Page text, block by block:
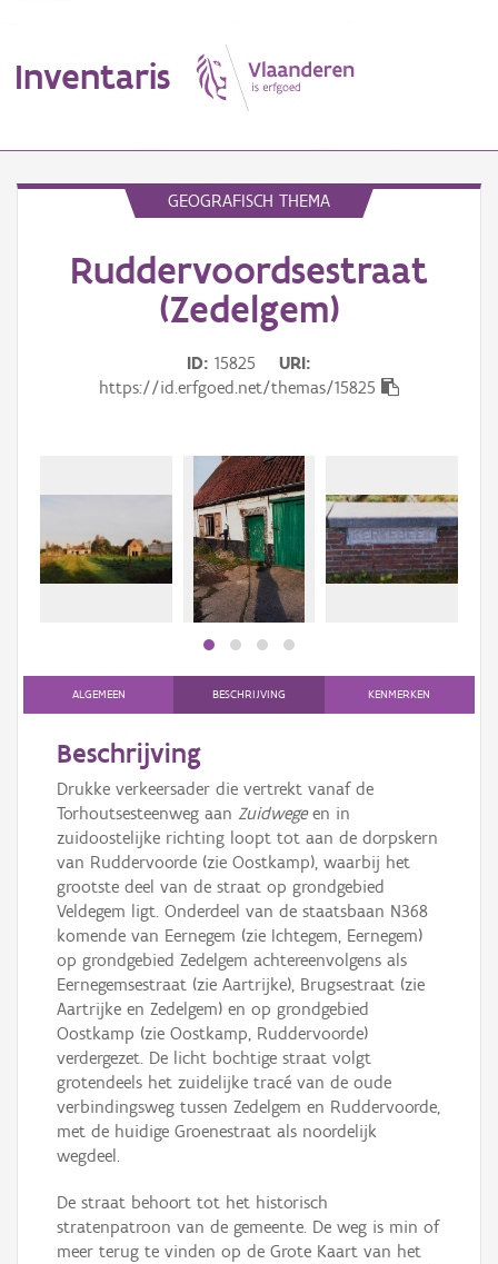
Inventaris
Erfgoedobject
Downloads
GEOGRAFISCH THEMA
Ruddervoordsestraat
(Zedelgem)
ID 15825
URI
https://id.erfgoed.net/themas/15825
ALGEMEEN BESCHRIJVING KENMERKEN
Beschrijving
Drukke verkeersader die vertrekt vanaf de
Torhoutsesteenweg aan Zuidwegeen in
zuidoostelijke richting loopt tot aan de dorpskern
van Ruddervoorde (zie Oostkamp), waarbij het
grootste deel van de straat op grondgebied
Veldegem ligt. Onderdeel van de staatsbaan N368
komende van Eernegem (zie Ichtegem, Eernegem)
op grondgebied Zedelgem achtereenvolgens als
Eernegemsestraat (zie Aartrijke), Brugsestraat (zie
Aartrijke en Zedelgem) en op grondgebied
Oostkamp (zie Oostkamp, Ruddervoorde)
verdergezet. De licht bochtige straat volgt
grotendeels het zuidelijke tracé van de oude
verbindingsweg tussen Zedelgem en Ruddervoorde,
met de huidige Groenestraat als noordelijk
wegdeel.
De straat behoort tot het historisch
stratenpatroon van de gemeente. De weg is min of
meer terug te vinden op de Grote Kaart van het